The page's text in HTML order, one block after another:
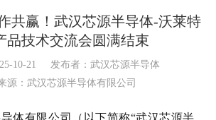
共赢！武汉芯源半导体-沃莱特
品技术交流会圆满结束
10-21
发布者：武汉芯源半导体
源：武汉芯源半导体有限公司
体有限公司（以下简称“武汉芯源半